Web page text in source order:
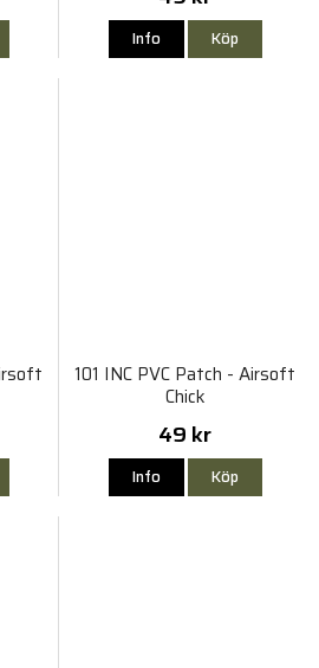
Info Köp
101 INC PVC Patch - Airsoft
Chick
49 kr
Info Köp